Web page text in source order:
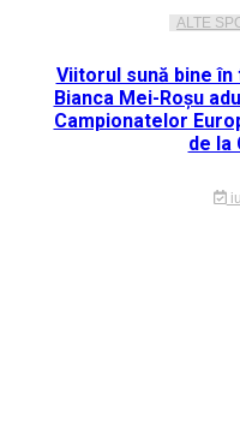
ALTE
Viitorul sună bine
Bianca Mei-Roșu
Campionatelor
de la